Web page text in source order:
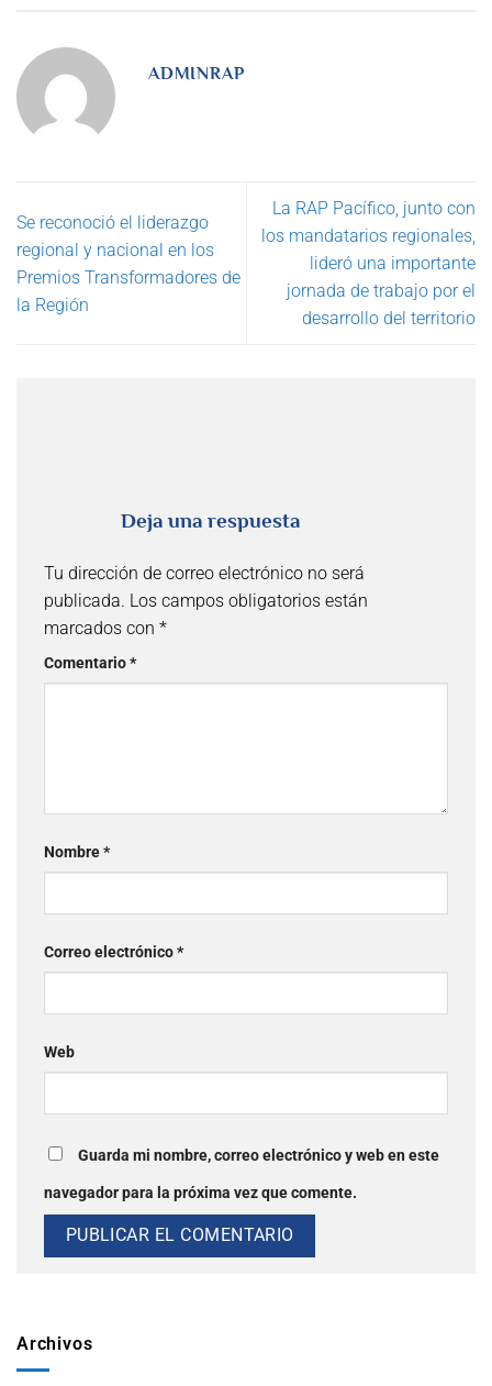
Archivos
ADMINRAP
Se reconoció el liderazgo
regional y nacional en los
Premios Transformadores de
la Región
La RAP Pacífico, junto con
los mandatarios regionales,
lideró una importante
jornada de trabajo por el
desarrollo del territorio
Deja una respuesta
Tu dirección de correo electrónico no será
publicada. Los campos obligatorios están
marcados con *
Comentario*
Nombre*
Correo electrónico*
Web
Guarda mi nombre, correo electrónico y web en este
navegador para la próxima vez que comente.